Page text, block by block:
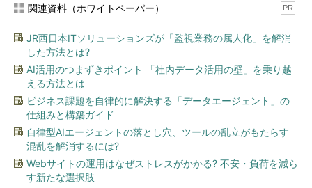
関連資料（ホワイトペーパー） PR
JR西日本ITソリューションズが「監視業務の属人化」を解消
した方法とは?
AI活用のつまずきポイント 「社内データ活用の壁」を乗り越
える方法とは
ビジネス課題を自律的に解決する「データエージェント」の
仕組みと構築ガイド
自律型AIエージェントの落とし穴、ツールの乱立がもたらす
混乱を解消するには?
Webサイトの運用はなぜストレスがかかる? 不安・負荷を減ら
す新たな選択肢